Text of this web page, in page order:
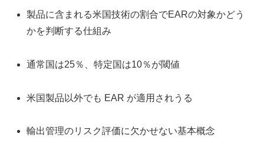
製品に含まれる米国技術の割合でEARの対象かどう
かを判断する仕組み
通常国は25％、特定国は10％が閾値
米国製品以外でも EAR が適用されうる
輸出管理のリスク評価に欠かせない基本概念